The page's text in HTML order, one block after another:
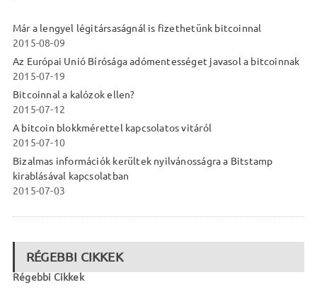
Már a lengyel légitársaságnál is fizethetünk bitcoinnal
2015-08-09
Az Európai Unió Bírósága adómentességet javasol a bitcoinnak
2015-07-19
Bitcoinnal a kalózok ellen?
2015-07-12
A bitcoin blokkmérettel kapcsolatos vitáról
2015-07-10
Bizalmas információk kerültek nyilvánosságra a Bitstamp
kirablásával kapcsolatban
2015-07-03
RÉGEBBI CIKKEK
Régebbi Cikkek